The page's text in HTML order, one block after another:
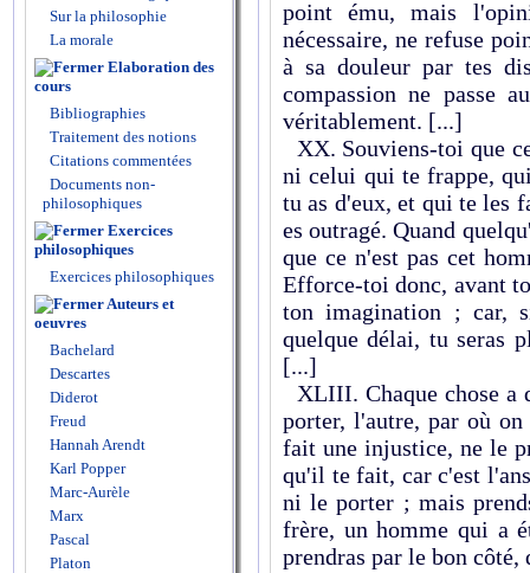
Sur la philosophie
La morale
Elaboration des
cours
Bibliographies
Traitement des notions
Citations commentées
Documents non-
philosophiques
Exercices
philosophiques
Exercices philosophiques
Auteurs et
oeuvres
Bachelard
Descartes
Diderot
Freud
Hannah Arendt
Karl Popper
Marc-Aurèle
Marx
Pascal
Platon
point ému, mais
nécessaire, ne refuse
à sa douleur par tes
compassion ne passe
véritablement. [...]
XX. Souviens-toi que
ni celui qui te frappe,
tu as d'eux, et qui te les
es outragé. Quand
que ce n'est pas cet
Efforce-toi donc, avant
ton imagination ; car,
quelque délai, tu seras
[...]
XLIII. Chaque chose a
porter, l'autre, par où
fait une injustice, ne le
qu'il te fait, car c'est
ni le porter ; mais
frère, un homme qui a
prendras par le bon